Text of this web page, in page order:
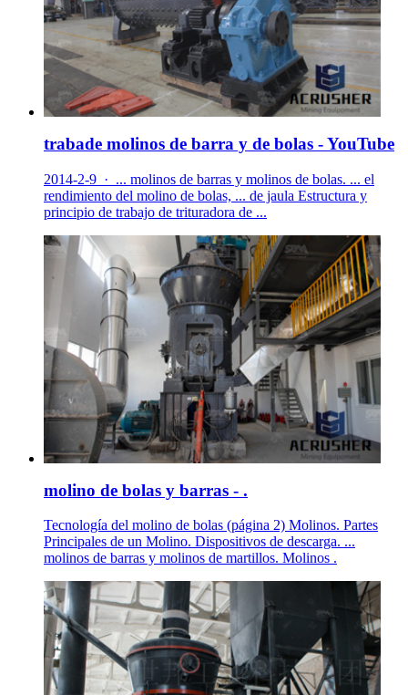
trabade molinos de barra y de bolas - YouTube
2014-2-9 · ... molinos de barras y molinos de bolas. ... el
rendimiento del molino de bolas, ... de jaula Estructura y
principio de trabajo de trituradora de ...
molino de bolas y barras - .
Tecnología del molino de bolas (página 2) Molinos. Partes
Principales de un Molino. Dispositivos de descarga. ...
molinos de barras y molinos de martillos. Molinos .